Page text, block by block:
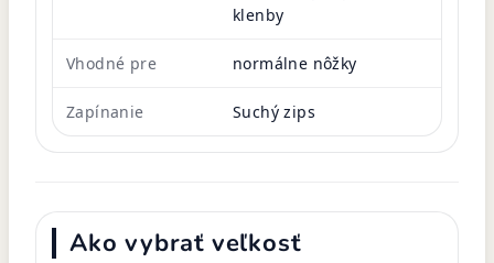
klenby
Vhodné pre normálne nôžky
Zapínanie Suchý zips
Ako vybrať veľkosť